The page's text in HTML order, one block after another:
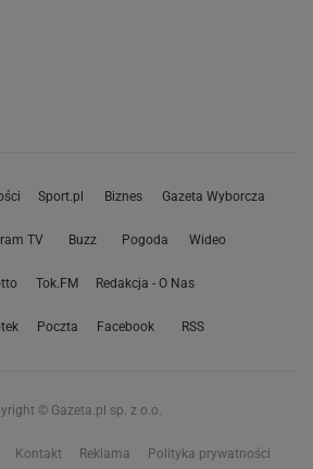
Sport.pl Biznes Gazeta Wyborcza
TV Buzz Pogoda Wideo
Tok.FM Redakcja - O Nas
Poczta Facebook RSS
© Gazeta.pl sp. z o.o.
Kontakt Reklama Polityka prywatności